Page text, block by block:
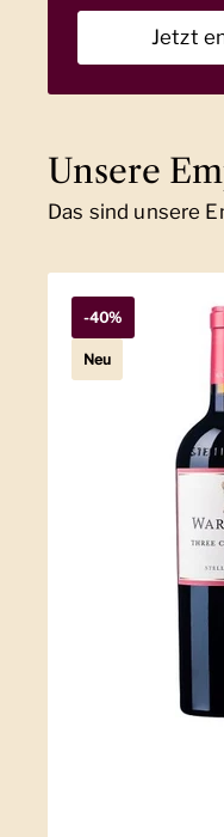
Jetzt
Unsere
Das sind unsere
-40%
Neu